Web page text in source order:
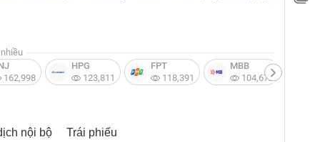
162,998
HPG
123,811
FPT
118,391
MBB
104,672
nội bộ Trái phiếu